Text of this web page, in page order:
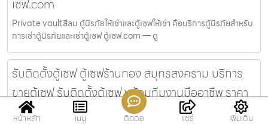
เซฟ.com
Private vaultสีลม ตู้นิรภัยให้เช่าและตู้เซฟให้เช่า คือบริการตู้นิรภัยสำหรับ
การเช่าตู้นิรภัยและเช่าตู้เซฟ ตู้เซฟ.com — ตู
รับติดตั้งตู้เซฟ ตู้เซฟร้านทอง สมุทรสงคราม บริการ
ขายตู้เซฟ รับติดตั้งตู้เซฟ พร้อมทีมงานมืออาชีพ ราคา
ถูก
หน้าหลัก เมนู ติดต่อ แชร์ เพิ่มเติม